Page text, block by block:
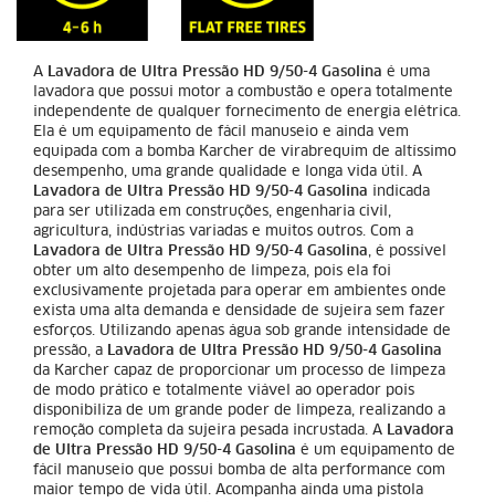
A Lavadora de Ultra Pressão HD 9/50-4 Gasolina é uma
lavadora que possui motor a combustão e opera totalmente
independente de qualquer fornecimento de energia elétrica.
Ela é um equipamento de fácil manuseio e ainda vem
equipada com a bomba Karcher de virabrequim de altíssimo
desempenho, uma grande qualidade e longa vida útil. A
Lavadora de Ultra Pressão HD 9/50-4 Gasolina indicada
para ser utilizada em construções, engenharia civil,
agricultura, indústrias variadas e muitos outros. Com a
Lavadora de Ultra Pressão HD 9/50-4 Gasolina, é possível
obter um alto desempenho de limpeza, pois ela foi
exclusivamente projetada para operar em ambientes onde
exista uma alta demanda e densidade de sujeira sem fazer
esforços. Utilizando apenas água sob grande intensidade de
pressão, a Lavadora de Ultra Pressão HD 9/50-4 Gasolina
da Karcher capaz de proporcionar um processo de limpeza
de modo prático e totalmente viável ao operador pois
disponibiliza de um grande poder de limpeza, realizando a
remoção completa da sujeira pesada incrustada. A Lavadora
de Ultra Pressão HD 9/50-4 Gasolina é um equipamento de
fácil manuseio que possui bomba de alta performance com
maior tempo de vida útil. Acompanha ainda uma pistola